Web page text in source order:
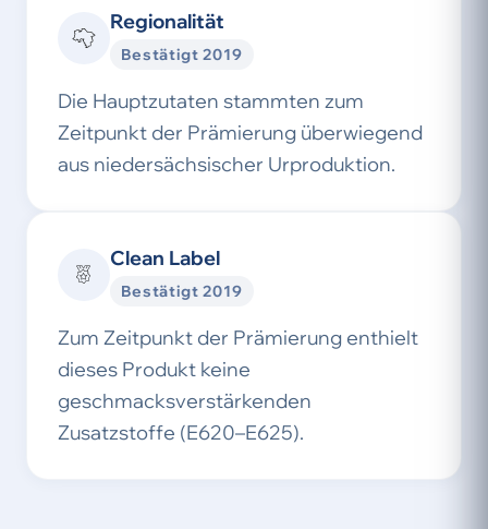
Regionalität
Bestätigt 2019
Die Hauptzutaten stammten zum
Zeitpunkt der Prämierung überwiegend
aus niedersächsischer Urproduktion.
Clean Label
Bestätigt 2019
Zum Zeitpunkt der Prämierung enthielt
dieses Produkt keine
geschmacksverstärkenden
Zusatzstoffe (E620–E625).